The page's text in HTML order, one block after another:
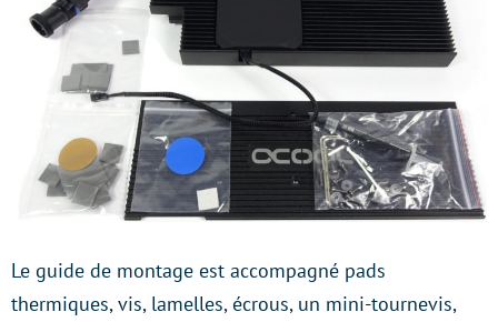
Le guide de montage est accompagné pads
thermiques, vis, lamelles, écrous, un mini-tournevis,